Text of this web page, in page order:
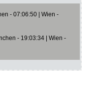
- 07:06:50 | Wien -
- 19:03:34 | Wien -